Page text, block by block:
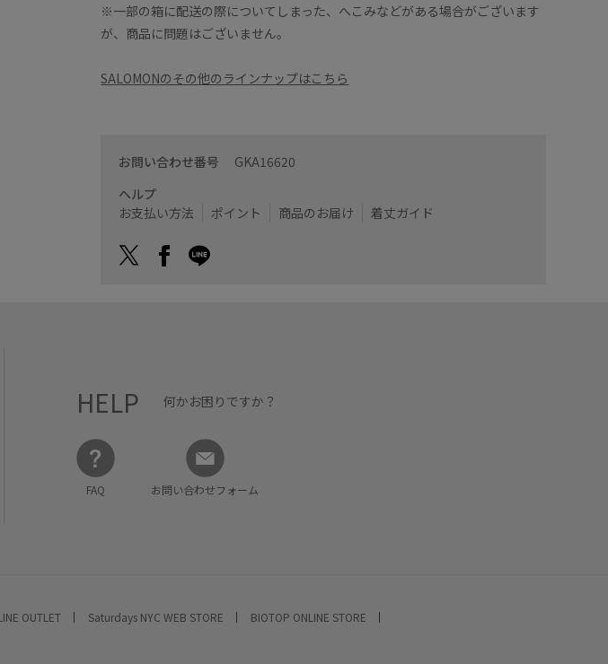
※一部の箱に配送の際についてしまった、へこみなどがある場合がございます
が、商品に問題はございません。
SALOMONのその他のラインナップはこちら
お問い合わせ番号 GKA16620
ヘルプ
お支払い方法
ポイント 商品のお届け 着丈ガイド
HELP 何かお困りですか？
FAQ お問い合わせフォーム
OUTLET Saturdays NYC WEB STORE
BIOTOP ONLINE STORE